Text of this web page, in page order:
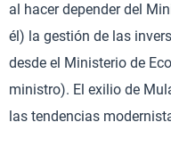
al hacer depender del
él) la gestión de las
desde el Ministerio de
ministro). El exilio de
las tendencias